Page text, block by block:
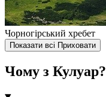
Чорногірський хребет
Показати всі Приховати
Чому з Кулуар?